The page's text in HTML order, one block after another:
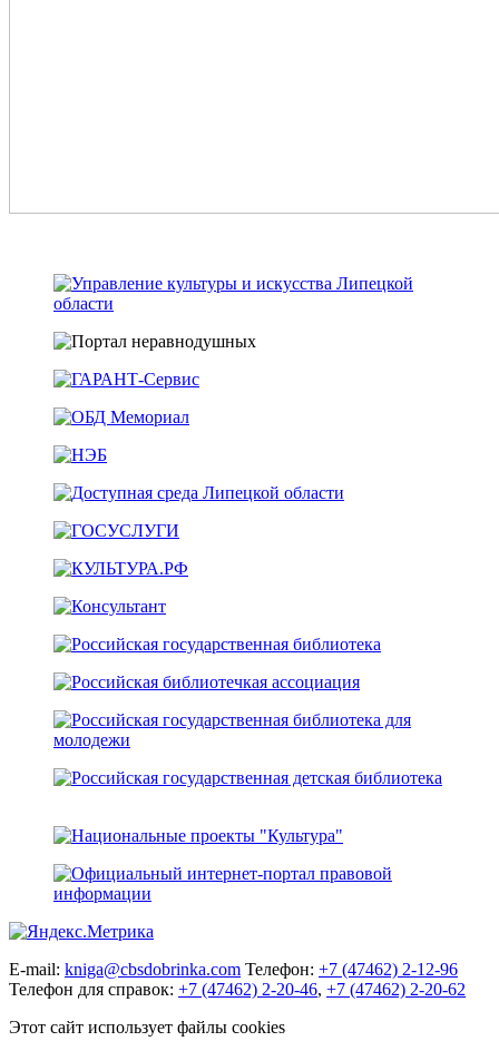
E-mail: kniga@cbsdobrinka.com Телефон: +7 (47462) 2-12-96
Телефон для справок: +7 (47462) 2-20-46, +7 (47462) 2-20-62
Этот сайт использует файлы cookies